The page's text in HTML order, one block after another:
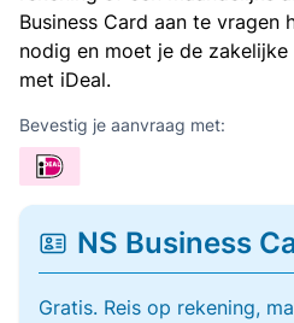
Business Card aan te vragen
nodig en moet je de
met iDeal.
Bevestig je aanvraag met:
NS Business
Gratis. Reis op rekening,